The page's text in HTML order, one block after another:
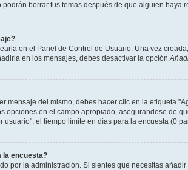
borrar tus temas después de que alguien haya
en el Panel de Control de Usuario. Una vez
en los mensajes, debes desactivar la opción
mensaje del mismo, debes hacer clic en la etiqueta
opciones en el campo apropiado, asegurandose de
el tiempo límite en días para la encuesta (0
la encuesta?
por la administración. Si sientes que necesitas